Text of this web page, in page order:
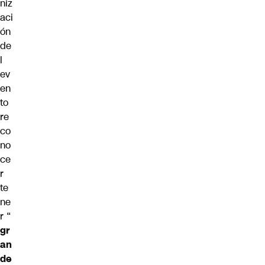
niz
aci
ón
de
l
ev
en
to
re
co
no
ce
r
te
ne
r “
gr
an
de